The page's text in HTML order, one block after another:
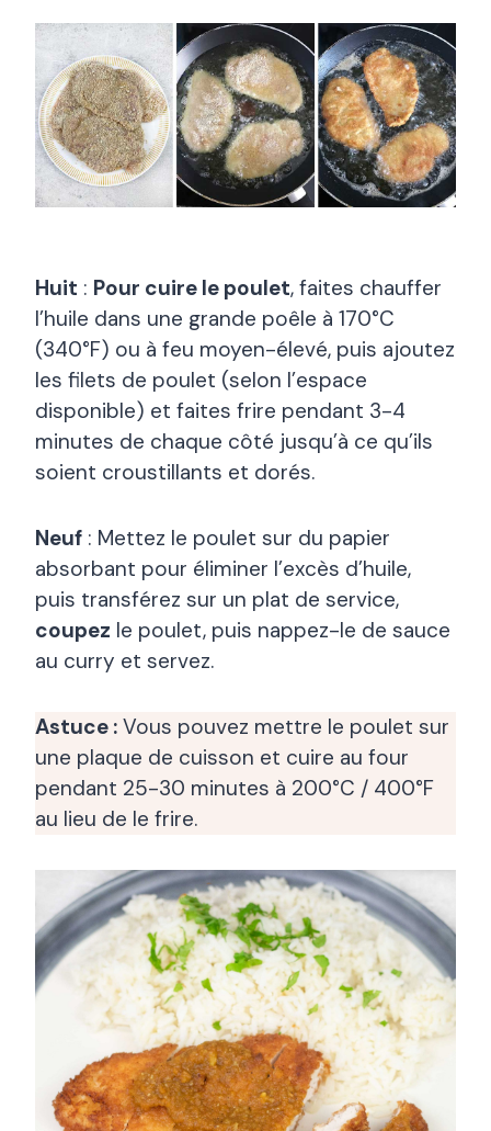
Huit : Pour cuire le poulet, faites chauffer
l’huile dans une grande poêle à 170°C
(340°F) ou à feu moyen-élevé, puis ajoutez
les filets de poulet (selon l’espace
disponible) et faites frire pendant 3-4
minutes de chaque côté jusqu’à ce qu’ils
soient croustillants et dorés.
Neuf : Mettez le poulet sur du papier
absorbant pour éliminer l’excès d’huile,
puis transférez sur un plat de service,
coupez le poulet, puis nappez-le de sauce
au curry et servez.
Astuce : Vous pouvez mettre le poulet sur
une plaque de cuisson et cuire au four
pendant 25-30 minutes à 200°C / 400°F
au lieu de le frire.